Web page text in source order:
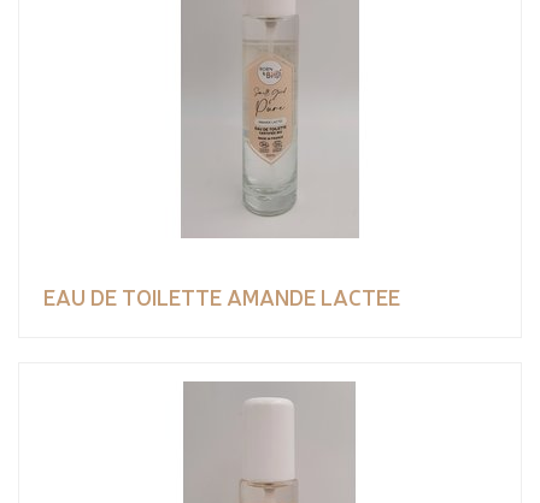
EAU DE TOILETTE AMANDE LACTEE